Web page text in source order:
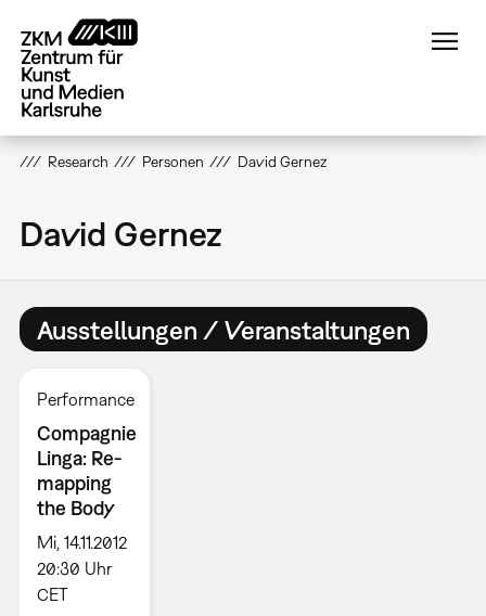
zum
Inhalt
Research Personen David Gernez
David Gernez
Ausstellungen / Veranstaltungen
Performance
Compagnie
Linga: Re-
mapping
the Body
Mi, 14.11.2012
20:30 Uhr
CET